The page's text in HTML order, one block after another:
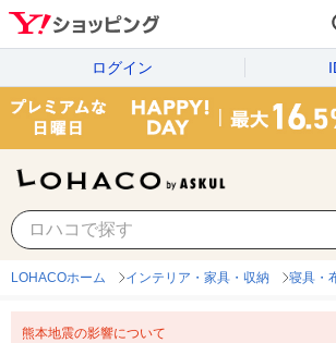
ログイン
LOHACOホーム インテリア・家具・収納 寝具・
熊本地震の影響について